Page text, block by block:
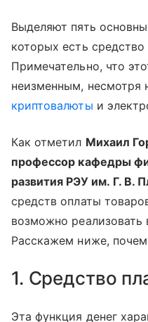
Выделяют пять
которых есть
Примечательно, что
неизменным, несмотря
криптовалюты и
Как отметил Михаил
профессор кафедры
развития РЭУ им. Г. В.
средств оплаты
возможно реализовать
Расскажем ниже,
1. Средство
Эта функция денег